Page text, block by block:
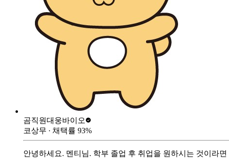
곰직원대웅바이오
코상무 ∙ 채택률 93%
안녕하세요. 멘티님. 학부 졸업 후 취업을 원하시는 것이라